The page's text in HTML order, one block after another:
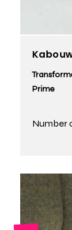
Prime
Number